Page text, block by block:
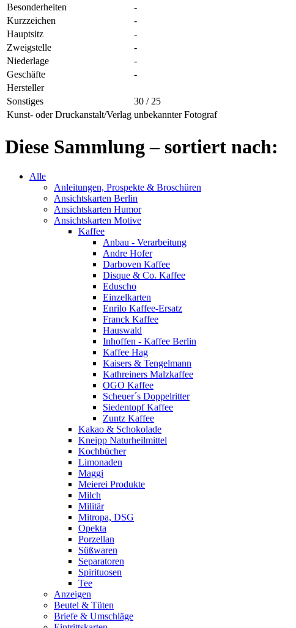
Besonderheiten
-
Kurzzeichen
-
Hauptsitz
-
Zweigstelle
-
Niederlage
-
Geschäfte
-
Hersteller
Sonstiges
30 / 25
Kunst- oder Druckanstalt/Verlag unbekannter Fotograf
Diese Sammlung – sortiert nach:
Alle
Anleitungen, Prospekte & Broschüren
Ansichtskarten Berlin
Ansichtskarten Humor
Ansichtskarten Motive
Kaffee
Anbau - Verarbeitung
Andre Hofer
Darboven Kaffee
Disque & Co. Kaffee
Eduscho
Einzelkarten
Enrilo Kaffee-Ersatz
Franck Kaffee
Hauswald
Inhoffen - Kaffee Berlin
Kaffee Hag
Kaisers & Tengelmann
Kathreiners Malzkaffee
OGO Kaffee
Scheuer´s Doppelritter
Siedentopf Kaffee
Zuntz Kaffee
Kakao & Schokolade
Kneipp Naturheilmittel
Kochbücher
Limonaden
Maggi
Meierei Produkte
Milch
Militär
Mitropa, DSG
Opekta
Porzellan
Süßwaren
Separatoren
Spirituosen
Tee
Anzeigen
Beutel & Tüten
Briefe & Umschläge